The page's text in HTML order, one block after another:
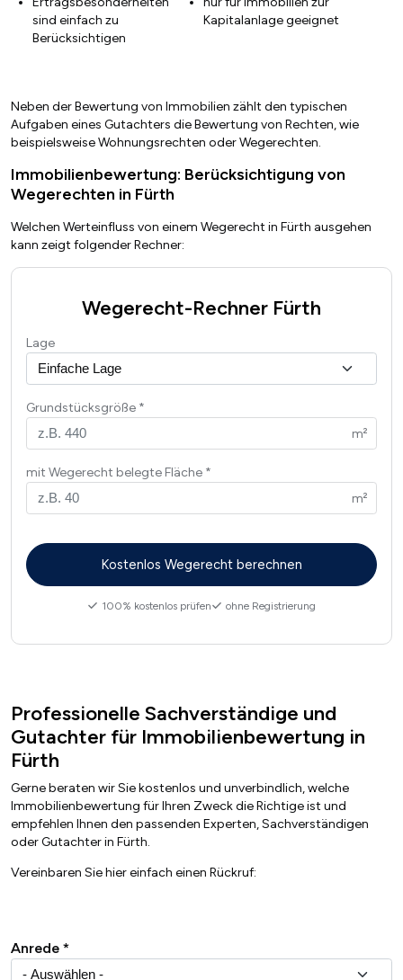
sind einfach zu
Berücksichtigen
Kapitalanlage geeignet
Neben der Bewertung von Immobilien zählt den typischen
Aufgaben eines Gutachters die Bewertung von Rechten, wie
beispielsweise Wohnungsrechten oder Wegerechten.
Immobilienbewertung: Berücksichtigung von
Wegerechten in Fürth
Welchen Werteinfluss von einem Wegerecht in Fürth ausgehen
kann zeigt folgender Rechner:
Wegerecht-Rechner Fürth
Lage
Grundstücksgröße
mit Wegerecht belegte Fläche
100% kostenlos prüfen ohne Registrierung
Professionelle Sachverständige und
Gutachter für Immobilienbewertung in
Fürth
Gerne beraten wir Sie kostenlos und unverbindlich, welche
Immobilienbewertung für Ihren Zweck die Richtige ist und
empfehlen Ihnen den passenden Experten, Sachverständigen
oder Gutachter in Fürth.
Vereinbaren Sie hier einfach einen Rückruf:
Anrede